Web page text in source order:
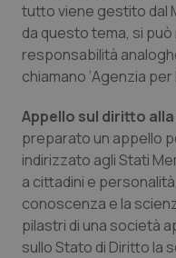
Tumori
Ulcera &
Vaccini
tutto viene gestito dal
da questo tema, si
responsabilità
chiamano ‘Agenzia per
Appello sul diritto
preparato un appello
indirizzato agli Stati
a cittadini e
conoscenza e la
pilastri di una società
sullo Stato di Diritto la